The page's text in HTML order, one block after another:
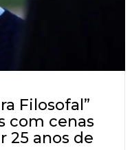
Filosofal”
com cenas
25 anos de